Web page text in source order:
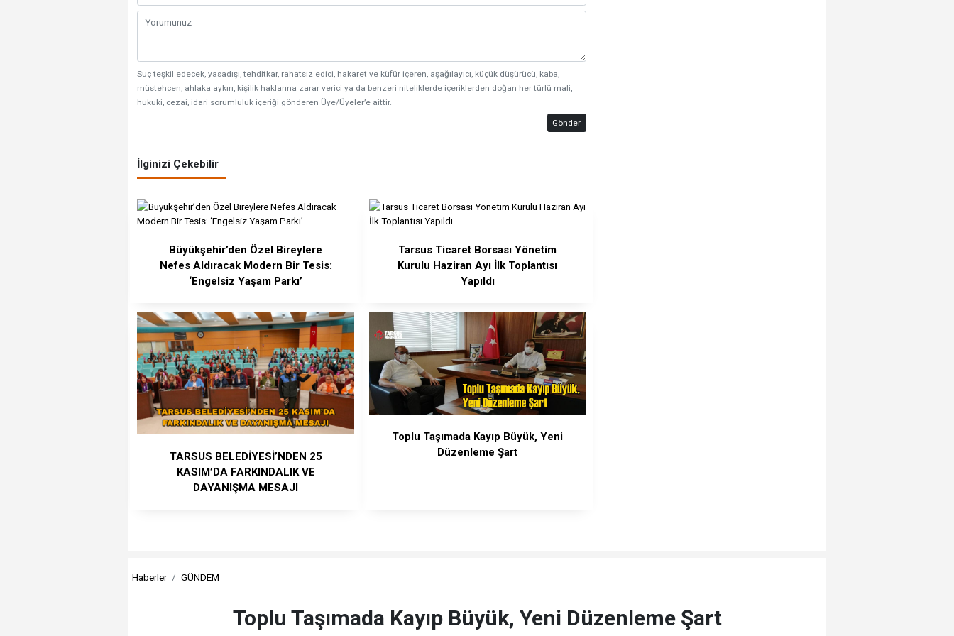
Suç teşkil edecek, yasadışı, tehditkar, rahatsız edici, hakaret ve küfür içeren, aşağılayıcı, küçük düşürücü, kaba,
müstehcen, ahlaka aykırı, kişilik haklarına zarar verici ya da benzeri niteliklerde içeriklerden doğan her türlü mali,
hukuki, cezai, idari sorumluluk içeriği gönderen Üye/Üyeler’e aittir.
Gönder
İlginizi Çekebilir
Büyükşehir’den Özel Bireylere
Nefes Aldıracak Modern Bir Tesis:
‘Engelsiz Yaşam Parkı’
Tarsus Ticaret Borsası Yönetim
Kurulu Haziran Ayı İlk Toplantısı
Yapıldı
TARSUS BELEDİYESİ’NDEN 25
KASIM’DA FARKINDALIK VE
DAYANIŞMA MESAJI
Toplu Taşımada Kayıp Büyük, Yeni
Düzenleme Şart
Haberler GÜNDEM
Toplu Taşımada Kayıp Büyük, Yeni Düzenleme Şart